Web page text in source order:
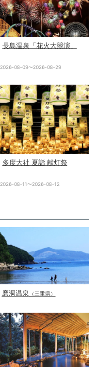
長島温泉「花火大競演」
2026-08-09〜2026-08-29
多度大社 夏詣 献灯祭
2026-08-11〜2026-08-12
磨洞温泉 （三重県）